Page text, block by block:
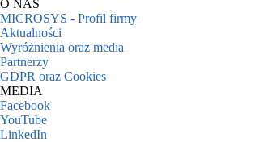
O NAS
MICROSYS - Profil firmy
Aktualności
Wyróżnienia oraz media
Partnerzy
GDPR oraz Cookies
MEDIA
Facebook
YouTube
LinkedIn